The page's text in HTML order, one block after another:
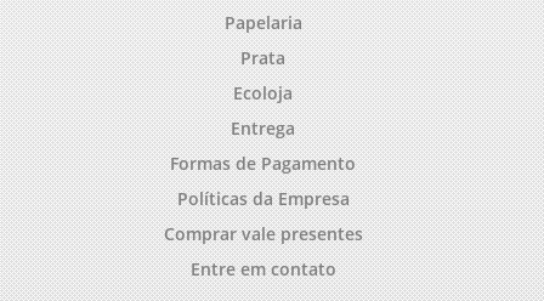
Papelaria
Prata
Ecoloja
Entrega
Formas de Pagamento
Políticas da Empresa
Comprar vale presentes
Entre em contato